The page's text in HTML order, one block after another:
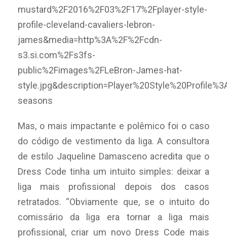
mustard%2F2016%2F03%2F17%2Fplayer-style-
profile-cleveland-cavaliers-lebron-
james&media=http%3A%2F%2Fcdn-
s3.si.com%2Fs3fs-
public%2Fimages%2FLeBron-James-hat-
seasons
Mas, o mais impactante e polêmico foi o caso
do código de vestimento da liga. A consultora
de estilo Jaqueline Damasceno acredita que o
Dress Code tinha um intuito simples: deixar a
liga mais profissional depois dos casos
retratados. “Obviamente que, se o intuito do
comissário da liga era tornar a liga mais
profissional, criar um novo Dress Code mais